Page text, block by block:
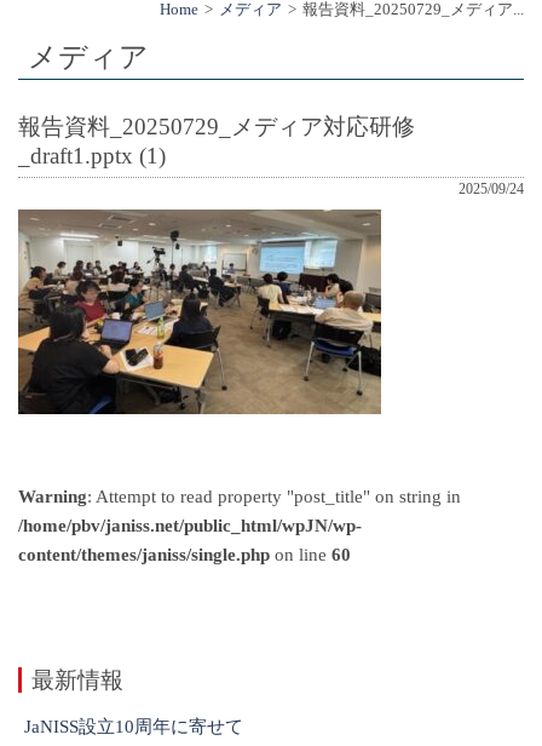
Home メディア 報告資料_20250729_メディア...
メディア
報告資料_20250729_メディア対応研修
_draft1.pptx (1)
2025/09/24
Warning: Attempt to read property "post_title" on string in
/home/pbv/janiss.net/public_html/wpJN/wp-
content/themes/janiss/single.php on line 60
最新情報
JaNISS設立10周年に寄せて